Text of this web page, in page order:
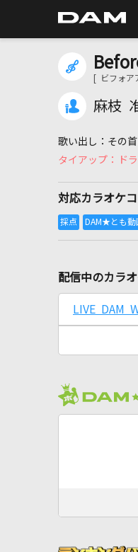
[ ビフォア
麻枝
その
ド
対応カラオケ
配信中のカラ
LIVE DAM